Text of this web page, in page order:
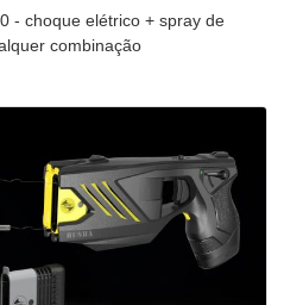
- choque elétrico + spray de
combinação